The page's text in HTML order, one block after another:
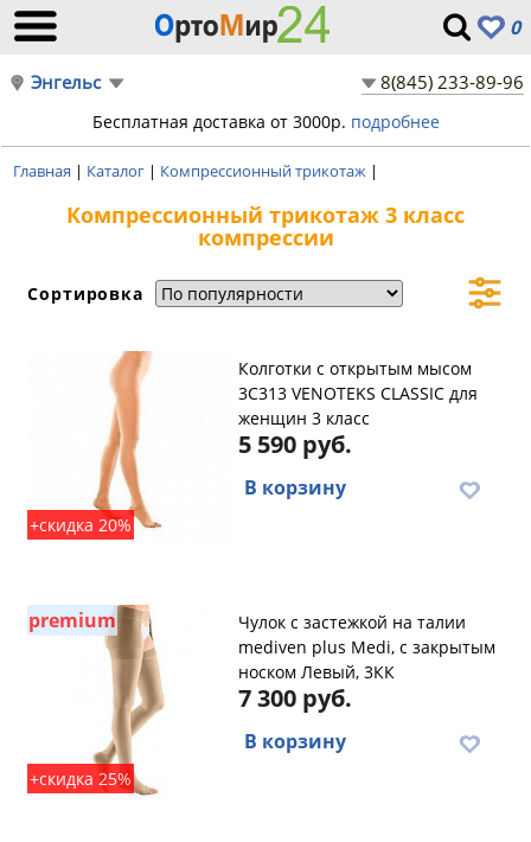
0
Энгельс 8(845) 233-89-96
Бесплатная доставка от 3000р. подробнее
Главная | Каталог | Компрессионный трикотаж |
Компрессионный трикотаж 3 класс
компрессии
Сортировка
+скидка 20%
Колготки с открытым мысом
3C313 VENOTEKS CLASSIC для
женщин 3 класс
5 590 руб.
В корзину
premium
+скидка 25%
Чулок с застежкой на талии
mediven plus Medi, с закрытым
носком Левый, 3КК
7 300 руб.
В корзину